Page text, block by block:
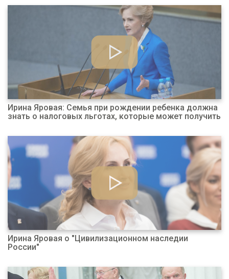
Ирина Яровая: Семья при рождении ребенка должна
знать о налоговых льготах, которые может получить
Ирина Яровая о "Цивилизационном наследии
России"